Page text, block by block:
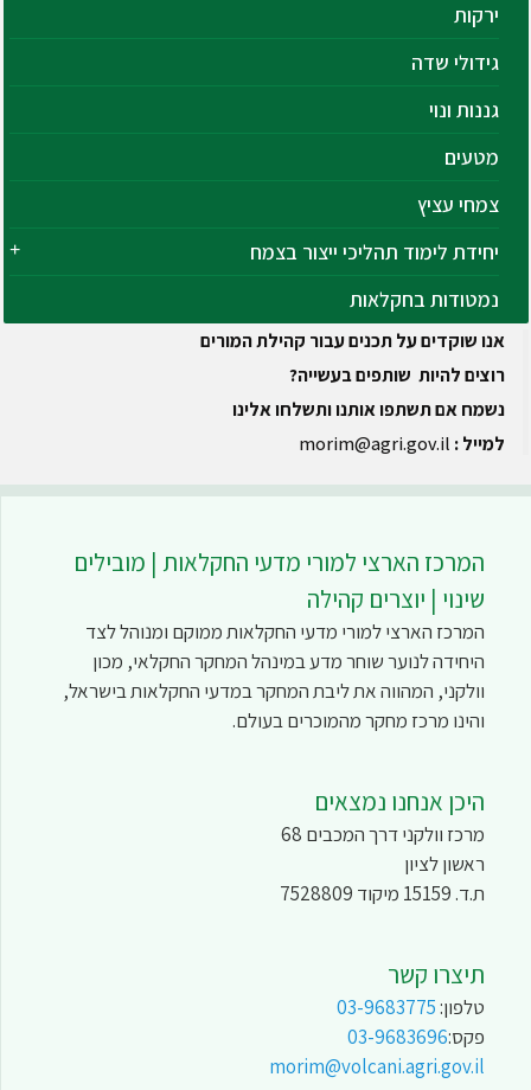
ירקות
גידולי שדה
גננות ונוי
מטעים
צמחי עציץ
יחידת לימוד תהליכי ייצור בצמח
נמטודות בחקלאות
אנו שוקדים על תכנים עבור קהילת המורים
רוצים להיות שותפים בעשייה?
נשמח אם תשתפו אותנו ותשלחו אלינו
למייל : morim@agri.gov.il
המרכז הארצי למורי מדעי החקלאות | מובילים
שינוי | יוצרים קהילה
המרכז הארצי למורי מדעי החקלאות ממוקם ומנוהל לצד
היחידה לנוער שוחר מדע במינהל המחקר החקלאי, מכון
וולקני, המהווה את ליבת המחקר במדעי החקלאות בישראל,
והינו מרכז מחקר מהמוכרים בעולם.
היכן אנחנו נמצאים
מרכז וולקני דרך המכבים 68
ראשון לציון
ת.ד. 15159 מיקוד 7528809
תיצרו קשר
טלפון:03-9683775
פקס:03-9683696
morim@volcani.agri.gov.il